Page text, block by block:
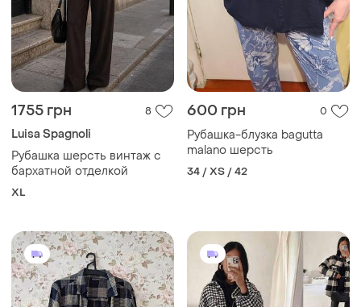
1755 грн 8
Luisa Spagnoli
Рубашка шерсть винтаж с
бархатной отделкой
XL
600 грн 0
Рубашка-блузка baguttа
malano шерсть
34 / XS / 42